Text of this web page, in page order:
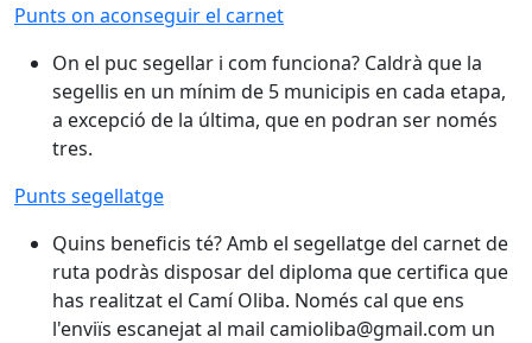
Punts on aconseguir el carnet
On el puc segellar i com funciona? Caldrà que la
segellis en un mínim de 5 municipis en cada etapa,
a excepció de la última, que en podran ser només
tres.
Punts segellatge
Quins beneficis té? Amb el segellatge del carnet de
ruta podràs disposar del diploma que certifica que
has realitzat el Camí Oliba. Només cal que ens
l'enviïs escanejat al mail camioliba@gmail.com un